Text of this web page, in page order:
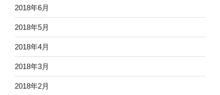
2018年6月
2018年5月
2018年4月
2018年3月
2018年2月